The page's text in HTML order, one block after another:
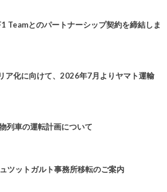
Teamとのパートナーシップ契約を締結しま
ア化に向けて、2026年7月よりヤマト運輸
列車の運転計画について
ツットガルト事務所移転のご案内